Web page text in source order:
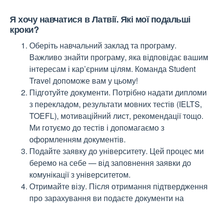
Я хочу навчатися в Латвії. Які мої подальші
кроки?
Оберіть навчальний заклад та програму.
Важливо знайти програму, яка відповідає вашим
інтересам і кар’єрним цілям. Команда Student
Travel допоможе вам у цьому!
Підготуйте документи. Потрібно надати дипломи
з перекладом, результати мовних тестів (IELTS,
TOEFL), мотиваційний лист, рекомендації тощо.
Ми готуємо до тестів і допомагаємо з
оформленням документів.
Подайте заявку до університету. Цей процес ми
беремо на себе — від заповнення заявки до
комунікації з університетом.
Отримайте візу. Після отримання підтвердження
про зарахування ви подаєте документи на